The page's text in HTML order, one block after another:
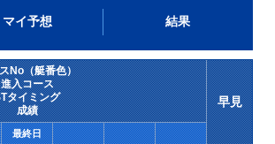
マイ予想 結果
No（艇番色）
進入コース
タイミング
成績
早見
最終日